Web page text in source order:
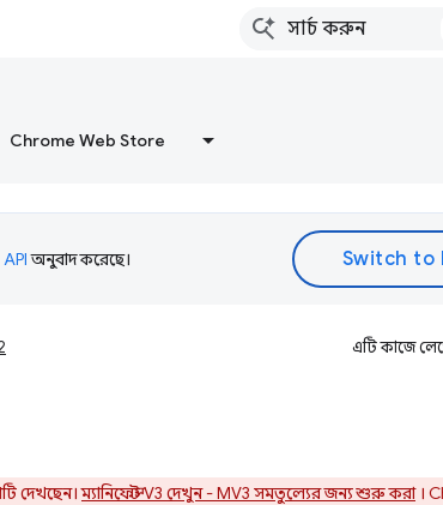
Chrome Web Store
অনুবাদ করেছে।
এটি কাজে
দেখছেন।ম্যানিফেস্ট V3 দেখুন - MV3 সমতুল্যের জন্য শুরু করা।